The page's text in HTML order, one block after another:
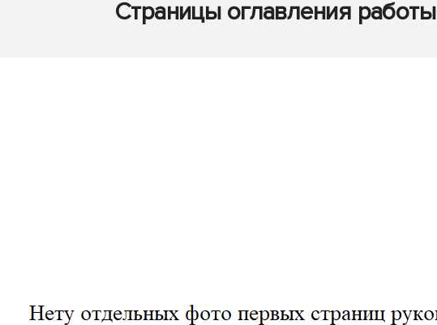
Страницы оглавления работы